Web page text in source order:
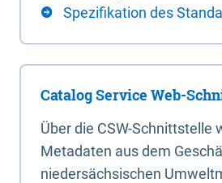
Spezifikation des
Catalog Service Web-
Über die CSW-Schnittstelle
Metadaten aus dem
niedersächsischen